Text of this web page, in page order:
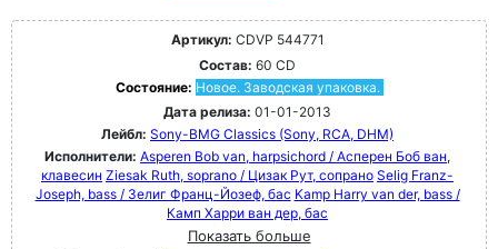
Артикул: CDVP 544771
Состав: 60 CD
Состояние: Новое. Заводская упаковка.
Дата релиза: 01-01-2013
Лейбл: Sony-BMG Classics (Sony, RCA, DHM)
Исполнители: Asperen Bob van, harpsichord / Асперен Боб ван,
клавесин Ziesak Ruth, soprano / Цизак Рут, сопрано Selig Franz-
Joseph, bass / Зелиг Франц-Йозеф, бас Kamp Harry van der, bass /
Камп Харри ван дер, бас
Показать больше